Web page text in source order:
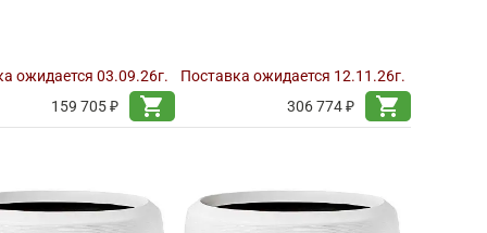
ожидается 03.09.26г.
159 705 ₽
shopping_cart
Поставка ожидается 12.11.26г.
306 774 ₽
shopping_cart